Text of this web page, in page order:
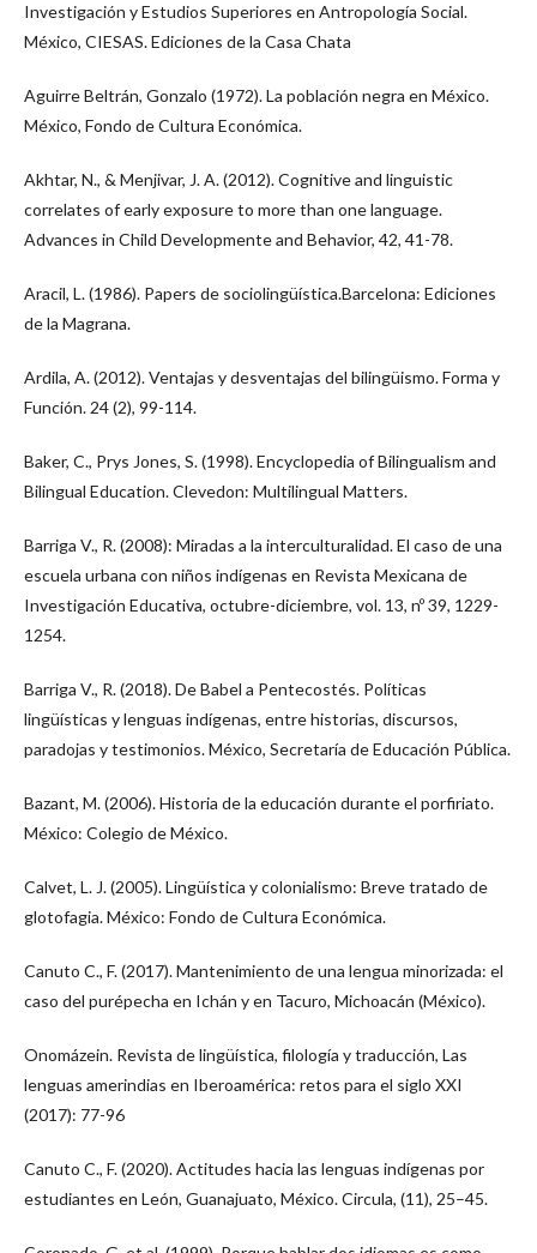
Investigación y Estudios Superiores en Antropología Social.
México, CIESAS. Ediciones de la Casa Chata
Aguirre Beltrán, Gonzalo (1972). La población negra en México.
México, Fondo de Cultura Económica.
Akhtar, N., & Menjivar, J. A. (2012). Cognitive and linguistic
correlates of early exposure to more than one language.
Advances in Child Developmente and Behavior, 42, 41-78.
Aracil, L. (1986). Papers de sociolingüística.Barcelona: Ediciones
de la Magrana.
Ardila, A. (2012). Ventajas y desventajas del bilingüismo. Forma y
Función. 24 (2), 99-114.
Baker, C., Prys Jones, S. (1998). Encyclopedia of Bilingualism and
Bilingual Education. Clevedon: Multilingual Matters.
Barriga V., R. (2008): Miradas a la interculturalidad. El caso de una
escuela urbana con niños indígenas en Revista Mexicana de
Investigación Educativa, octubre-diciembre, vol. 13, nº 39, 1229-
1254.
Barriga V., R. (2018). De Babel a Pentecostés. Políticas
lingüísticas y lenguas indígenas, entre historias, discursos,
paradojas y testimonios. México, Secretaría de Educación Pública.
Bazant, M. (2006). Historia de la educación durante el porfiriato.
México: Colegio de México.
Calvet, L. J. (2005). Lingüística y colonialismo: Breve tratado de
glotofagia. México: Fondo de Cultura Económica.
Canuto C., F. (2017). Mantenimiento de una lengua minorizada: el
caso del purépecha en Ichán y en Tacuro, Michoacán (México).
Onomázein. Revista de lingüística, filología y traducción, Las
lenguas amerindias en Iberoamérica: retos para el siglo XXI
(2017): 77-96
Canuto C., F. (2020). Actitudes hacia las lenguas indígenas por
estudiantes en León, Guanajuato, México. Circula, (11), 25–45.